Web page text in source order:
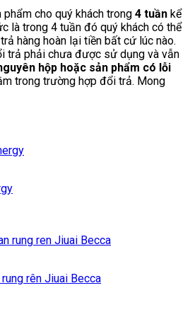
phẩm cho quý khách trong 4 tuần kể
là trong 4 tuần đó quý khách có thể
hàng hoàn lại tiền bất cứ lúc nào.
trả phải chưa được sử dụng và vẫn
hộp hoặc sản phẩm có lỗi
trong trường hợp đổi trả. Mong
rên Jiuai Becca